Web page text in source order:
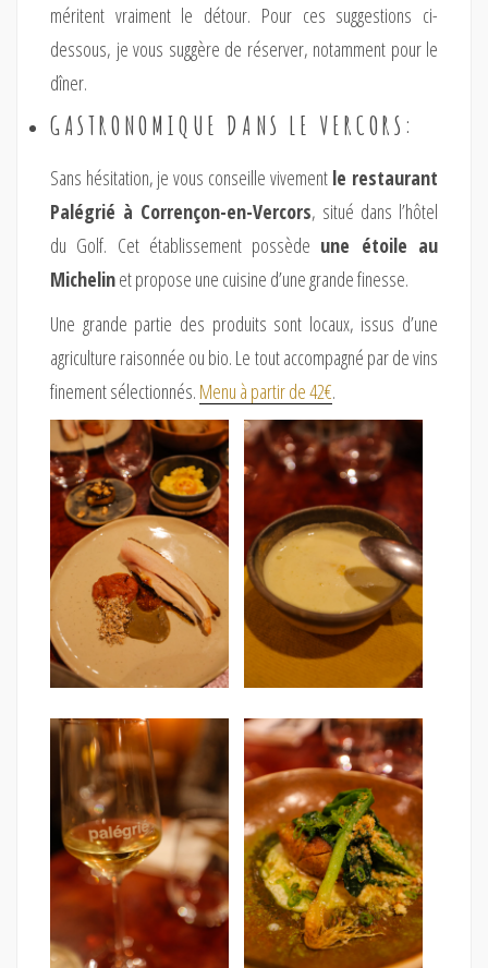
méritent vraiment le détour. Pour ces suggestions ci-
dessous, je vous suggère de réserver, notamment pour le
dîner.
GASTRONOMIQUE DANS LE VERCORS:
Sans hésitation, je vous conseille vivementle restaurant
Palégrié à Corrençon-en-Vercors, situé dans l’hôtel
du Golf. Cet établissement possède une étoile au
Michelinet propose une cuisine d’une grande finesse.
Une grande partie des produits sont locaux, issus d’une
agriculture raisonnée ou bio. Le tout accompagné par de vins
finement sélectionnés. Menu à partir de 42€.